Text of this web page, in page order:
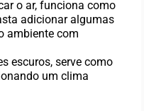
o ar, funciona como
adicionar algumas
ambiente com
escuros, serve como
um clima